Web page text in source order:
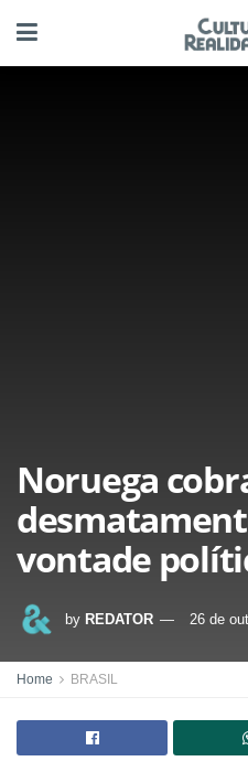
Noruega
vontade
by REDATOR 26 de
Home BRASIL